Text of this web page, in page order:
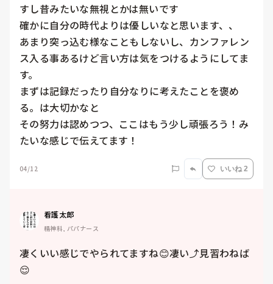
すし昔みたいな無視とかは無いです
確かに自分の時代よりは優しいなと思います、、
あまり突っ込む様なこともしないし、カンファレン
ス入る事あるけど言い方は気をつけるようにしてま
す。
まずは記録だったり自分なりに考えたことを褒め
る。は大切かなと
その努力は認めつつ、ここはもう少し頑張ろう！み
たいな感じで伝えてます！
04/12 いいね 2
看護太郎
精神科, パパナース
凄くいい感じでやられてますね😊凄い⤴️見習わねば
😌